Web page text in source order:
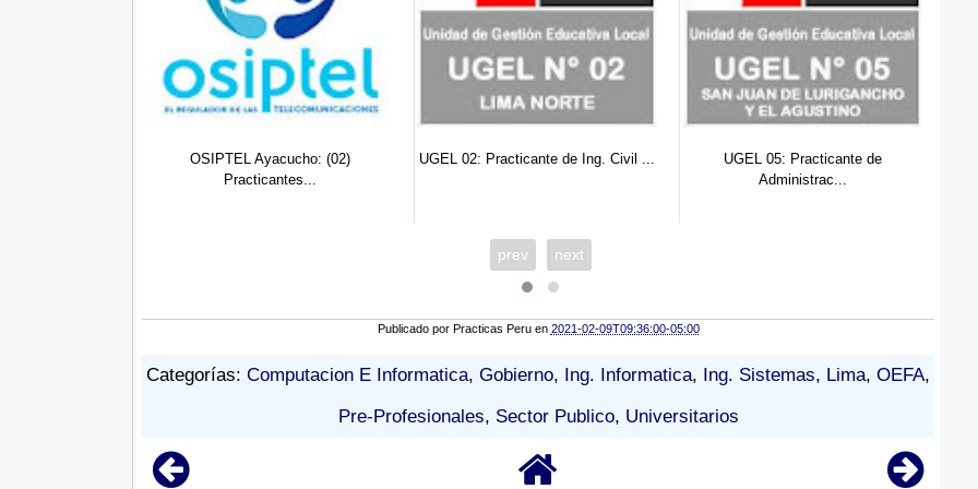
UGEL 02: Practicante de Ing. Civil ...
UGEL 05: Practicante de
UGEL 02: Practicante de Derecho (
1...
prev next
Publicado por Practicas Peru en 2021-02-09T09:36:00-05:00
Categorías: Computacion E Informatica, Gobierno, Ing. Informatica, Ing. Sistemas, Lima, OEFA,
Pre-Profesionales, Sector Publico, Universitarios